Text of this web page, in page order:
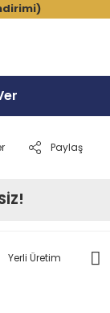
Paylaş
Yerli Üretim